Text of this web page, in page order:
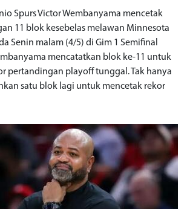
Spurs Victor Wembanyama mencetak
11 blok kesebelas melawan Minnesota
Senin malam (4/5) di Gim 1 Semifinal
mencatatkan blok ke-11 untuk
pertandingan playoff tunggal. Tak hanya
satu blok lagi untuk mencetak rekor